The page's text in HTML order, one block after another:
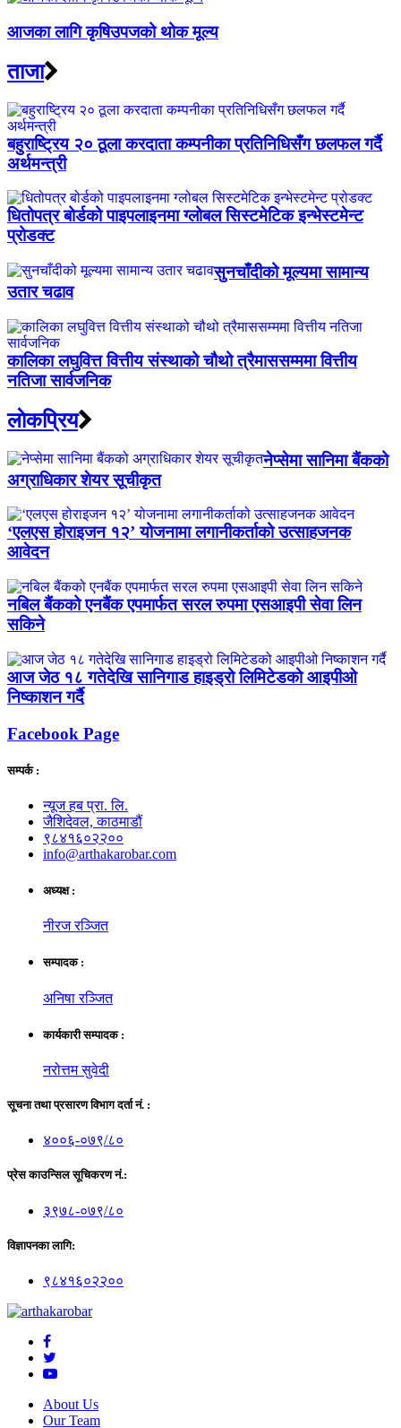
आजका लागि कृषिउपजको थोक मूल्य
ताजा
बहुराष्ट्रिय २० ठूला करदाता कम्पनीका प्रतिनिधिसँग छलफल गर्दै
अर्थमन्त्री
धितोपत्र बोर्डको पाइपलाइनमा ग्लोबल सिस्टमेटिक इन्भेस्टमेन्ट
प्रोडक्ट
सुनचाँदीको मूल्यमा सामान्य
उतार चढाव
कालिका लघुवित्त वित्तीय संस्थाको चौथो त्रैमाससम्ममा वित्तीय
नतिजा सार्वजनिक
लाेकप्रिय
नेप्सेमा सानिमा बैंकको
अग्राधिकार शेयर सूचीकृत
‘एलएस होराइजन १२’ योजनामा लगानीकर्ताको उत्साहजनक
आवेदन
नबिल बैंकको एनबैंक एपमार्फत सरल रुपमा एसआइपी सेवा लिन
सकिने
आज जेठ १८ गतेदेखि सानिगाड हाइड्रो लिमिटेडको आइपीओ
निष्काशन गर्दै
Facebook Page
सम्पर्क :
न्यूज हब प्रा. लि.
जैशिदेवल, काठमाडौं
९८४१६०२२००
info@arthakarobar.com
अध्यक्ष :
नीरज रञ्जित
सम्पादक :
अनिषा रञ्जित
कार्यकारी सम्पादक :
नरोत्तम सुवेदी
सूचना तथा प्रसारण विभाग दर्ता नं. :
४००६-०७९/८०
प्रेस काउन्सिल सूचिकरण नं.:
३९७८-०७९/८०
विज्ञापनका लागि:
९८४१६०२२००
About Us
Our Team